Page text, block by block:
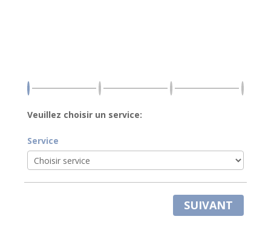
Veuillez choisir un service:
Service
SUIVANT